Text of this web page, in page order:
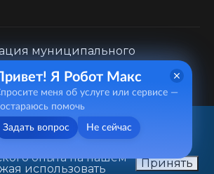
муниципального
округа «Город
сайта
обработки
данных
ул. Первомайская, д. 78
использует
целях
вам лучшего
опыта на нашем
использовать
Принять
Я Робот Макс
меня об услуге или сервисе —
помочь
Задать вопрос Не сейчас